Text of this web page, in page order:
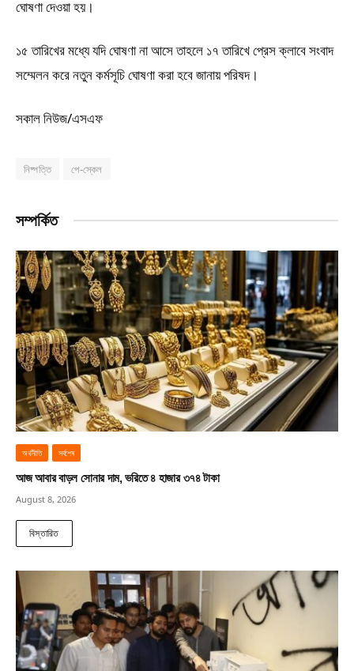
ঘোষণা দেওয়া হয়।
১৫ তারিখের মধ্যে যদি ঘোষণা না আসে তাহলে ১৭ তারিখে প্রেস ক্লাবে সংবাদ
সম্মেলন করে নতুন কর্মসূচি ঘোষণা করা হবে জানায় পরিষদ।
সকাল নিউজ/এসএফ
নিষ্পত্তি পে-স্কেল
সম্পর্কিত
অর্থনীতি সর্বশেষ
আজ আবার বাড়ল সোনার দাম, ভরিতে ৪ হাজার ৩৭৪ টাকা
August 8, 2026
বিস্তারিত